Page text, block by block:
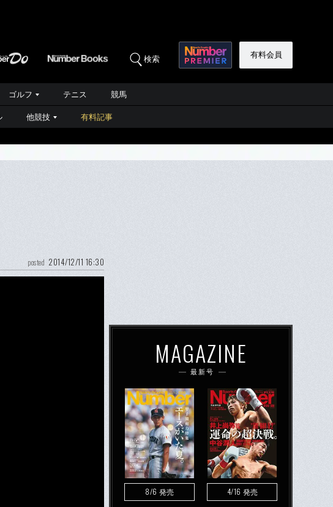
検索 有料会員
ゴルフ テニス 競馬
他競技 有料記事
posted 2014/12/11 16:30
MAGAZINE
最新号
8/6 発売 4/16 発売